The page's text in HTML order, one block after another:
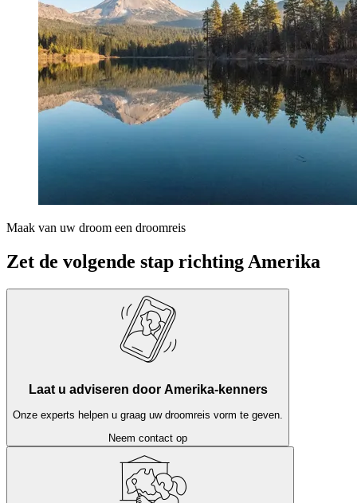
Maak van uw droom een droomreis
Zet de volgende stap richting Amerika
Laat u adviseren door Amerika-kenners
Onze experts helpen u graag uw droomreis vorm te geven.
Neem contact op